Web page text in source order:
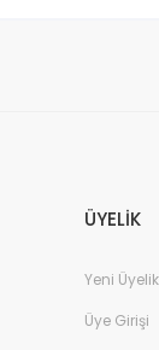
ÜYELİK
Yeni Üyelik
Üye Girişi